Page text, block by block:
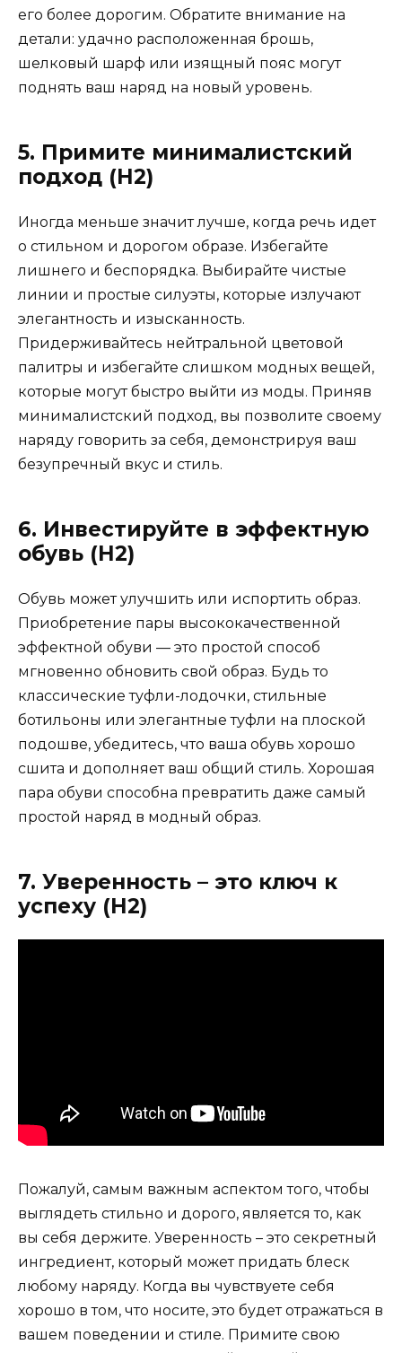
его более дорогим. Обратите внимание на
детали: удачно расположенная брошь,
шелковый шарф или изящный пояс могут
поднять ваш наряд на новый уровень.
5. Примите минималистский
подход (H2)
Иногда меньше значит лучше, когда речь идет
о стильном и дорогом образе. Избегайте
лишнего и беспорядка. Выбирайте чистые
линии и простые силуэты, которые излучают
элегантность и изысканность.
Придерживайтесь нейтральной цветовой
палитры и избегайте слишком модных вещей,
которые могут быстро выйти из моды. Приняв
минималистский подход, вы позволите своему
наряду говорить за себя, демонстрируя ваш
безупречный вкус и стиль.
6. Инвестируйте в эффектную
обувь (H2)
Обувь может улучшить или испортить образ.
Приобретение пары высококачественной
эффектной обуви — это простой способ
мгновенно обновить свой образ. Будь то
классические туфли-лодочки, стильные
ботильоны или элегантные туфли на плоской
подошве, убедитесь, что ваша обувь хорошо
сшита и дополняет ваш общий стиль. Хорошая
пара обуви способна превратить даже самый
простой наряд в модный образ.
7. Уверенность – это ключ к
успеху (H2)
Пожалуй, самым важным аспектом того, чтобы
выглядеть стильно и дорого, является то, как
вы себя держите. Уверенность – это секретный
ингредиент, который может придать блеск
любому наряду. Когда вы чувствуете себя
хорошо в том, что носите, это будет отражаться в
вашем поведении и стиле. Примите свою